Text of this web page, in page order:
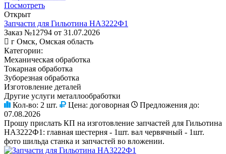
Посмотреть
Открыт
Запчасти для Гильотина НА3222Ф1
Заказ №12794 от 31.07.2026
г Омск, Омская область
Категории:
Механическая обработка
Токарная обработка
Зуборезная обработка
Изготовление деталей
Другие услуги металлообработки
Кол-во: 2 шт. Цена: договорная
Предложения до:
07.08.2026
Прошу прислать КП на изготовление запчастей для Гильотина
НА3222Ф1: главная шестерня - 1шт. вал червячный - 1шт.
фото шильда станка и запчастей во вложении.